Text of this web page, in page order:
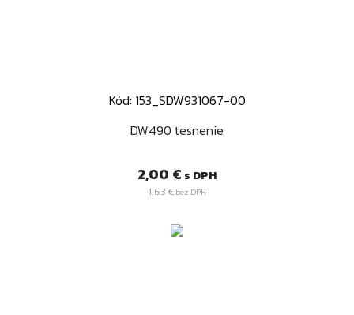
Kód: 153_SDW931067-00
DW490 tesnenie
Cena
2,00 € s DPH
1,63 €bez DPH